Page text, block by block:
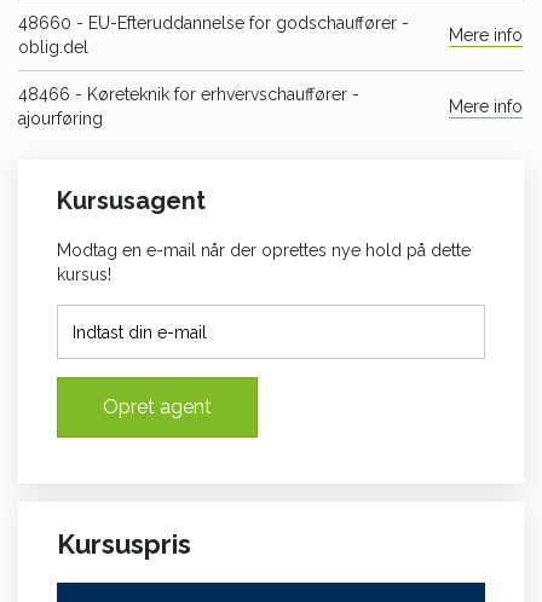
48660 - EU-Efteruddannelse for godschauffører -
oblig.del
Mere info
48466 - Køreteknik for erhvervschauffører -
ajourføring
Mere info
Kursusagent
Modtag en e-mail når der oprettes nye hold på dette
kursus!
Opret agent
Kursuspris